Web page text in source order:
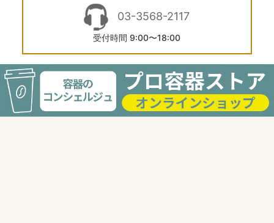
03-3568-2117
受付時間 9:00〜18:00
FAXでのお問い合せ
03-6277-8744